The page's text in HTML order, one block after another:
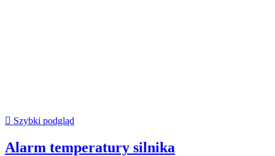
 Szybki podgląd
Alarm temperatury silnika